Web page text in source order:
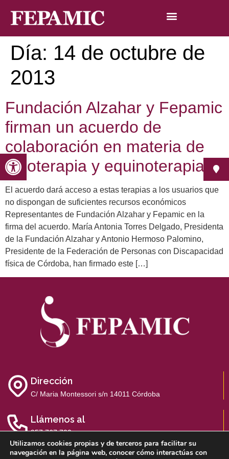
Abrir barra de herramientas
Día: 14 de octubre de
2013
Fundación Alzahar y Fepamic
firman un acuerdo de
colaboración en materia de
hipoterapia y equinoterapia
El acuerdo dará acceso a estas terapias a los usuarios que
no dispongan de suficientes recursos económicos
Representantes de Fundación Alzahar y Fepamic en la
firma del acuerdo. María Antonia Torres Delgado, Presidenta
de la Fundación Alzahar y Antonio Hermoso Palomino,
Presidente de la Federación de Personas con Discapacidad
física de Córdoba, han firmado este […]
Dirección
C/ Maria Montessori s/n 14011 Córdoba
Llámenos al
957 767 700
Utilizamos cookies propias y de terceros para facilitar su
navegación en la página web, conocer cómo interactúas con